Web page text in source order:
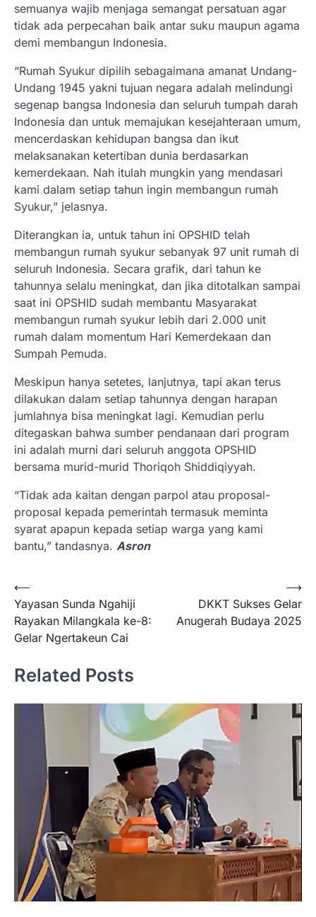
semuanya wajib menjaga semangat persatuan agar
tidak ada perpecahan baik antar suku maupun agama
demi membangun Indonesia.
“Rumah Syukur dipilih sebagaimana amanat Undang-
Undang 1945 yakni tujuan negara adalah melindungi
segenap bangsa Indonesia dan seluruh tumpah darah
Indonesia dan untuk memajukan kesejahteraan umum,
mencerdaskan kehidupan bangsa dan ikut
melaksanakan ketertiban dunia berdasarkan
kemerdekaan. Nah itulah mungkin yang mendasari
kami dalam setiap tahun ingin membangun rumah
Syukur,” jelasnya.
Diterangkan ia, untuk tahun ini OPSHID telah
membangun rumah syukur sebanyak 97 unit rumah di
seluruh Indonesia. Secara grafik, dari tahun ke
tahunnya selalu meningkat, dan jika ditotalkan sampai
saat ini OPSHID sudah membantu Masyarakat
membangun rumah syukur lebih dari 2.000 unit
rumah dalam momentum Hari Kemerdekaan dan
Sumpah Pemuda.
Meskipun hanya setetes, lanjutnya, tapi akan terus
dilakukan dalam setiap tahunnya dengan harapan
jumlahnya bisa meningkat lagi. Kemudian perlu
ditegaskan bahwa sumber pendanaan dari program
ini adalah murni dari seluruh anggota OPSHID
bersama murid-murid Thoriqoh Shiddiqiyyah.
“Tidak ada kaitan dengan parpol atau proposal-
proposal kepada pemerintah termasuk meminta
syarat apapun kepada setiap warga yang kami
bantu,” tandasnya. Asron
Navigasi
pos
⟵
Yayasan Sunda Ngahiji
Rayakan Milangkala ke-8:
Gelar Ngertakeun Cai
DKKT Sukses Gelar
Anugerah Budaya 2025
⟶
Related Posts